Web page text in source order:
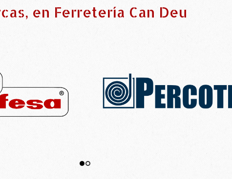
en Ferretería Can Deu